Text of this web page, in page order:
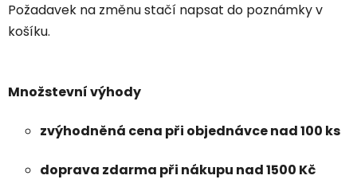
Požadavek na změnu stačí napsat do poznámky v
košíku.
Množstevní výhody
zvýhodněná cena při objednávce nad 100 ks
doprava zdarma při nákupu nad 1500 Kč